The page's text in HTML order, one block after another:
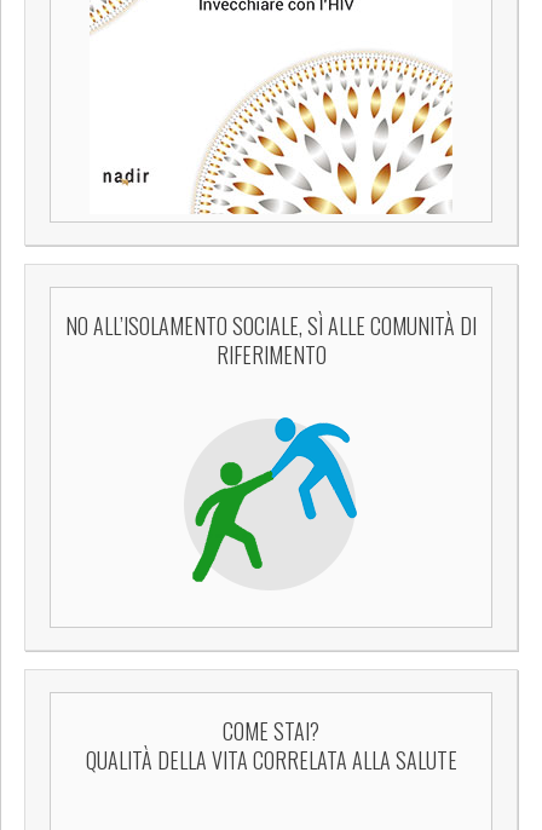
NO ALL’ISOLAMENTO SOCIALE, SÌ ALLE COMUNITÀ DI
RIFERIMENTO
COME STAI?
QUALITÀ DELLA VITA CORRELATA ALLA SALUTE